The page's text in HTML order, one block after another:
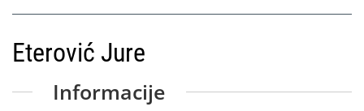
Eterović Jure
Informacije